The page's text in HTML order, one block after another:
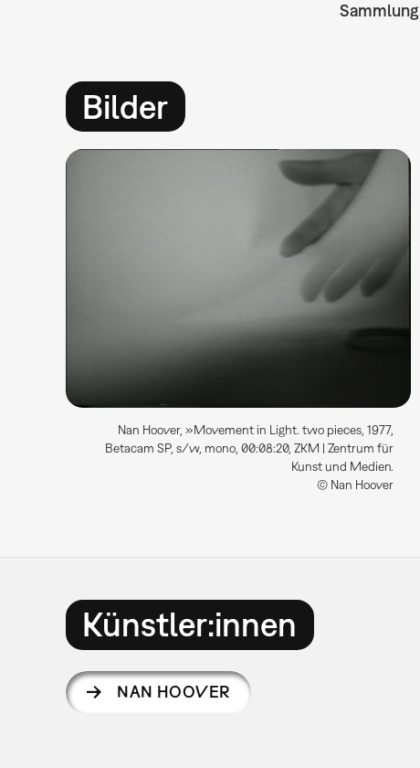
Sammlung
Bilder
Nan Hoover, »Movement in Light. two pieces, 1977,
Betacam SP, s/w, mono, 00:08:20, ZKM | Zentrum für
Kunst und Medien.
© Nan Hoover
Künstler:innen
NAN HOOVER